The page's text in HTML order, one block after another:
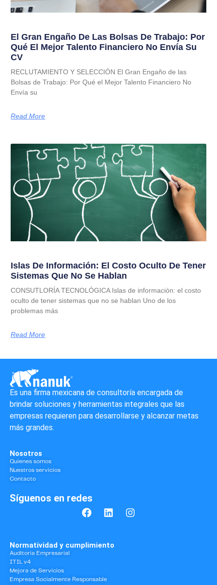
El Gran Engaño De Las Bolsas De Trabajo: Por
Qué El Mejor Talento Financiero No Envía Su
CV
RECLUTAMIENTO Y SELECCIÓN El Gran Engaño de las
Bolsas de Trabajo: Por Qué el Mejor Talento Financiero No
Envía su
Read More
Islas De Información: El Costo Oculto De Tener
Sistemas Que No Se Hablan
CONSUTLORÍA TECNOLÓGICA Islas de información: el costo
oculto de tener sistemas que no se hablan Uno de los
problemas más
Read More
Es una firma mexicana de consultoría encargada de
brindar soluciones y herramientas integrales que las
empresas requieren para desarrollarse y alcanzar metas
más grandes.
Nosotros
Quienes somos
Nuestros servicios
Contacto
Síguenos en redes
Normatividad y cumplimiento
Auditoria Empresarial
ITIL v4
Mejora de Servicios
Empresa Socialmente Responsable